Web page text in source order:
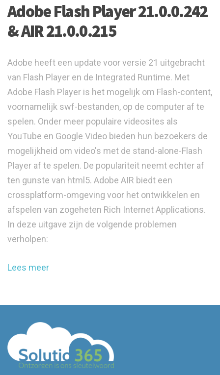
Adobe Flash Player 21.0.0.242
& AIR 21.0.0.215
Adobe heeft een update voor versie 21 uitgebracht
van Flash Player en de Integrated Runtime. Met
Adobe Flash Player is het mogelijk om Flash-content,
voornamelijk swf-bestanden, op de computer af te
spelen. Onder meer populaire videosites als
YouTube en Google Video bieden hun bezoekers de
mogelijkheid om video's met de stand-alone-Flash
Player af te spelen. De populariteit neemt echter af
ten gunste van html5. Adobe AIR biedt een
crossplatform-omgeving voor het ontwikkelen en
afspelen van zogeheten Rich Internet Applications.
In deze uitgave zijn de volgende problemen
verholpen:
Lees meer